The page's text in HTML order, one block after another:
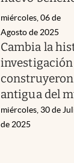
miércoles, 06 de
Agosto de 2025
Cambia la
investigación
antigua del
miércoles, 30 de
de 2025